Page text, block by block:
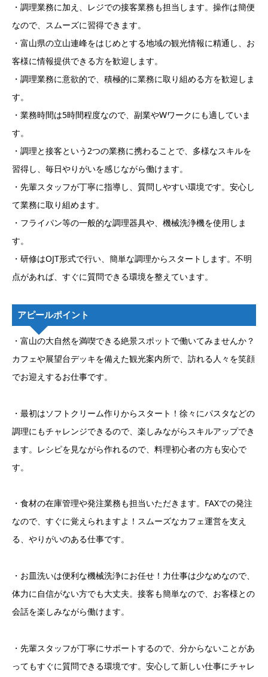
・調理業務に加え、レジでの接客業務も担当します。操作は簡便
なので、スムーズに習得できます。
・富山県の立山連峰をはじめとする地域の観光情報に精通し、お
客様に情報提供できる方を歓迎します。
・調理業務に意欲的で、積極的に業務に取り組める方を歓迎しま
す。
・業務時間は5時間程度なので、副業やWワークにも適していま
す。
・調理と接客という2つの業務に携わることで、多様なスキルを
習得し、毎日やりがいを感じながら働けます。
・先輩スタッフが丁寧に指導し、質問しやすい環境です。安心し
て業務に取り組めます。
・フライパン等の一般的な調理器具や、機械洗浄機を使用しま
す。
・研修はOJT形式で行い、簡単な調理からスタートします。不明
点があれば、すぐに質問できる環境を整えています。
アピールポイント
・富山の大自然を満喫できる絶景スポットで働いてみませんか？
カフェや展望台デッキを備えた観光案内所で、訪れる人々を笑顔
でお迎えするお仕事です。
・最初はソフトクリーム作りからスタート！徐々にパスタなどの
調理にもチャレンジできるので、楽しみながらスキルアップでき
ます。レシピを見ながら作れるので、料理初心者の方も安心で
す。
・食材の在庫管理や発注業務も担当いただきます。FAXでの発注
なので、すぐに覚えられますよ！スムーズなカフェ運営を支え
る、やりがいのある仕事です。
・お皿洗いは便利な機械洗浄にお任せ！力仕事は少なめなので、
体力に自信がない方でも大丈夫。接客も簡単なので、お客様との
会話を楽しみながら働けます。
・先輩スタッフが丁寧にサポートするので、分からないことがあ
ってもすぐに質問できる環境です。安心して新しい仕事にチャレ